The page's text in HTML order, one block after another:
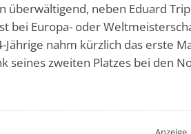
überwältigend, neben Eduard
bei Europa- oder
Jährige nahm kürzlich das erste
seines zweiten Platzes bei den